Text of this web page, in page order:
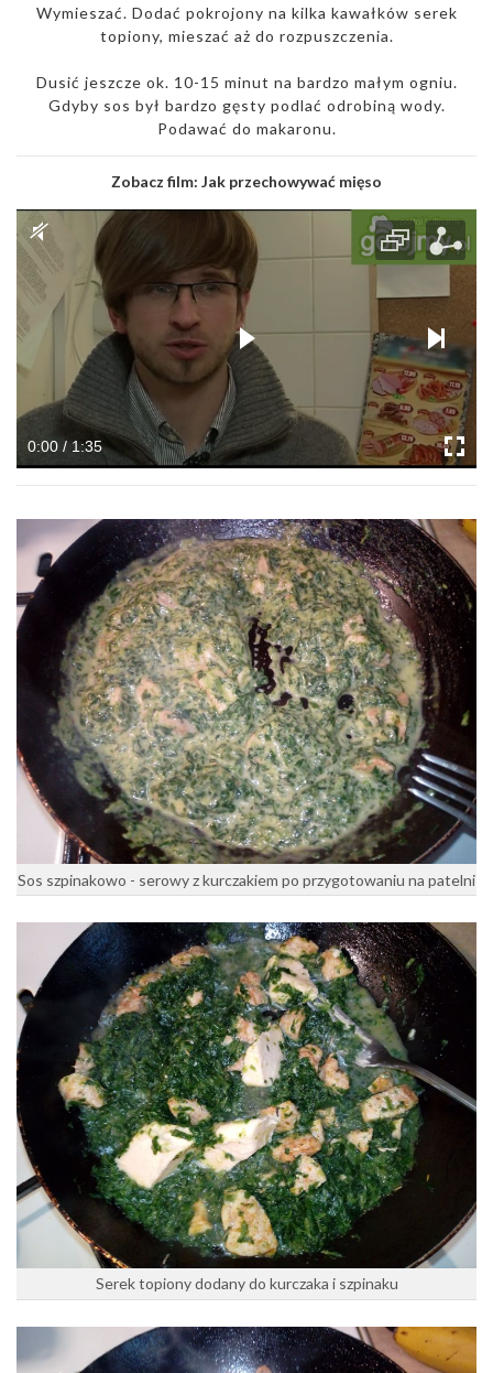
Wymieszać. Dodać pokrojony na kilka kawałków serek
topiony, mieszać aż do rozpuszczenia.
Dusić jeszcze ok. 10-15 minut na bardzo małym ogniu.
Gdyby sos był bardzo gęsty podlać odrobiną wody.
Podawać do makaronu.
Zobacz film: Jak przechowywać mięso
0:00 / 1:35
Sos szpinakowo - serowy z kurczakiem po przygotowaniu na patelni
Serek topiony dodany do kurczaka i szpinaku